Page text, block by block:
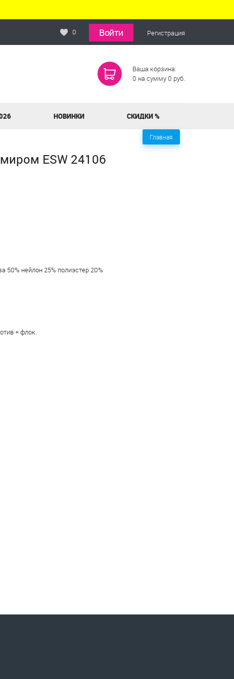
Войти Регистрация
0
Ваша корзина:
0 на сумму0 руб.
НОВИНКИ СКИДКИ %
Главная
ESW 24106
50% нейлон 25% полиэстер 20%
+ флок.